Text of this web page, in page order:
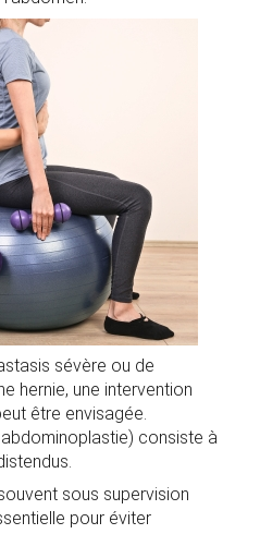
sévère ou de
hernie, une intervention
être envisagée.
abdominoplastie) consiste à
sous supervision
pour éviter